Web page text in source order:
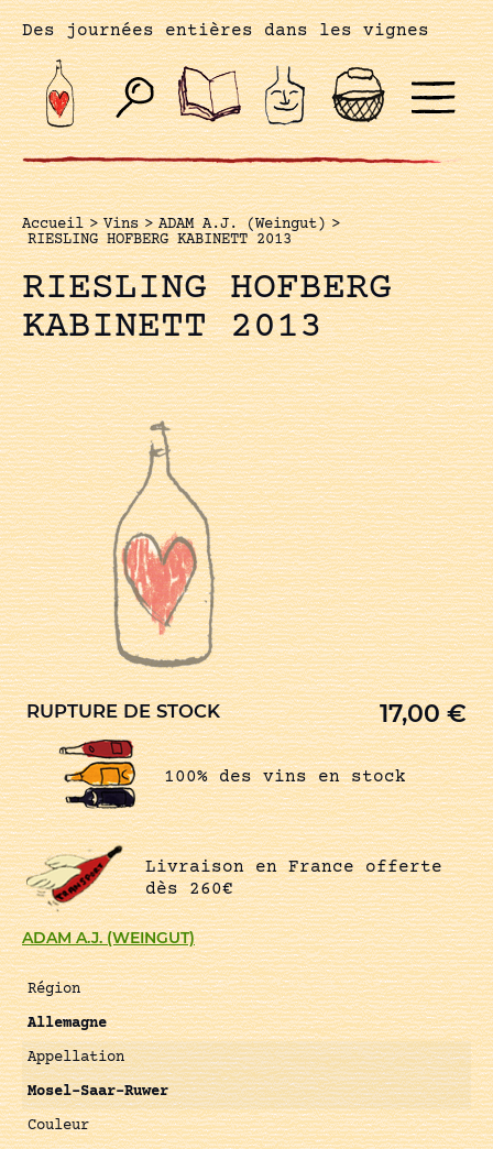
Des journées entières dans les vignes
Accueil > Vins > ADAM A.J. (Weingut) >
RIESLING HOFBERG KABINETT 2013
RIESLING HOFBERG
KABINETT 2013
ADAM A.J. (WEINGUT)
Région
Allemagne
Appellation
Mosel-Saar-Ruwer
Couleur
RUPTURE DE STOCK 17,00€
100% des vins en stock
Livraison en France offerte
dès 260€